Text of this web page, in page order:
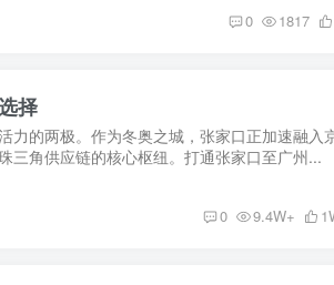
0 1817
择
力的两极。作为冬奥之城，张家口正加速融入
三角供应链的核心枢纽。打通张家口至广州...
0 9.4W+